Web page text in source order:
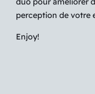
perception de votre
Enjoy!